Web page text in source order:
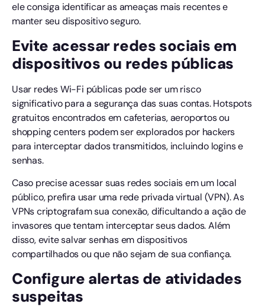
ele consiga identificar as ameaças mais recentes e
manter seu dispositivo seguro.
Evite acessar redes sociais em
dispositivos ou redes públicas
Usar redes Wi-Fi públicas pode ser um risco
significativo para a segurança das suas contas. Hotspots
gratuitos encontrados em cafeterias, aeroportos ou
shopping centers podem ser explorados por hackers
para interceptar dados transmitidos, incluindo logins e
senhas.
Caso precise acessar suas redes sociais em um local
público, prefira usar uma rede privada virtual (VPN). As
VPNs criptografam sua conexão, dificultando a ação de
invasores que tentam interceptar seus dados. Além
disso, evite salvar senhas em dispositivos
compartilhados ou que não sejam de sua confiança.
Configure alertas de atividades
suspeitas